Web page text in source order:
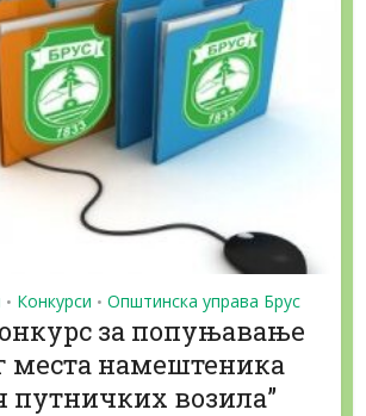
• Конкурси • Општинска управа Брус
за попуњавање
места намештеника
путничких возила”